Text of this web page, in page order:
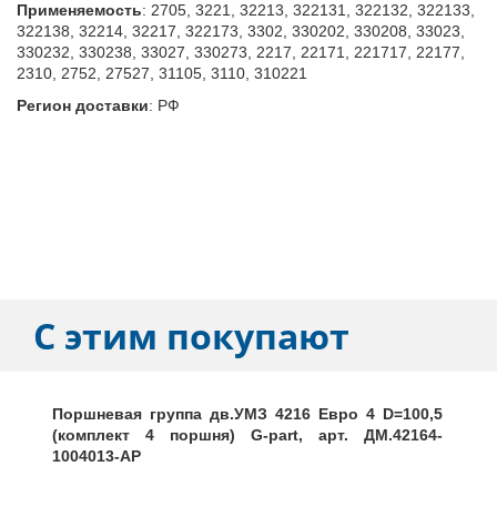
Применяемость: 2705, 3221, 32213, 322131, 322132, 322133,
322138, 32214, 32217, 322173, 3302, 330202, 330208, 33023,
330232, 330238, 33027, 330273, 2217, 22171, 221717, 22177,
2310, 2752, 27527, 31105, 3110, 310221
Регион доставки: РФ
С этим покупают
Поршневая группа дв.УМЗ 4216 Евро 4 D=100,5
(комплект 4 поршня) G-part, арт. ДМ.42164-
1004013-АР